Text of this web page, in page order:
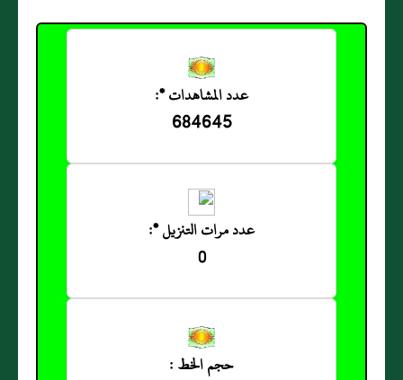
عدد المشاهدات *:
684645
عدد مرات التنزيل *:
0
حجم الخط :